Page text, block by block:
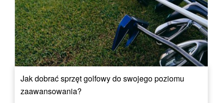
Jak dobrać sprzęt golfowy do swojego poziomu
zaawansowania?